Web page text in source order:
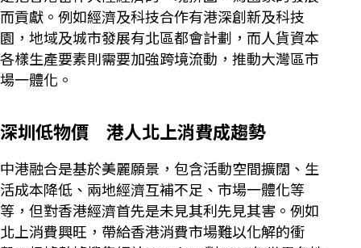
而貢獻。例如經濟及科技合作有港深創新及科技
園，地域及城市發展有北區都會計劃，而人貨資本
各樣生產要素則需要加強跨境流動，推動大灣區市
場一體化。
深圳低物價 港人北上消費成趨勢
中港融合是基於美麗願景，包含活動空間擴闊、生
活成本降低、兩地經濟互補不足、市場一體化等
等，但對香港經濟首先是未見其利先見其害。例如
北上消費興旺，帶給香港消費市場難以化解的衝